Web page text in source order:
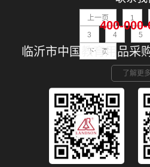
上一页 1
3
4
5
下一页
400-
临沂市中国教育用品采
了解更多